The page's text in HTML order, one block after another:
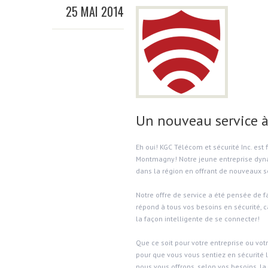
25 MAI 2014
Un nouveau service
Eh oui! KGC Télécom et sécurité Inc.
Montmagny! Notre jeune entreprise
dans la région en offrant de nouveaux
Notre offre de service a été pensée de
répond à tous vos besoins en sécurité,
la façon intelligente de se connecter!
Que ce soit pour votre entreprise ou
pour que vous vous sentiez en sécurité